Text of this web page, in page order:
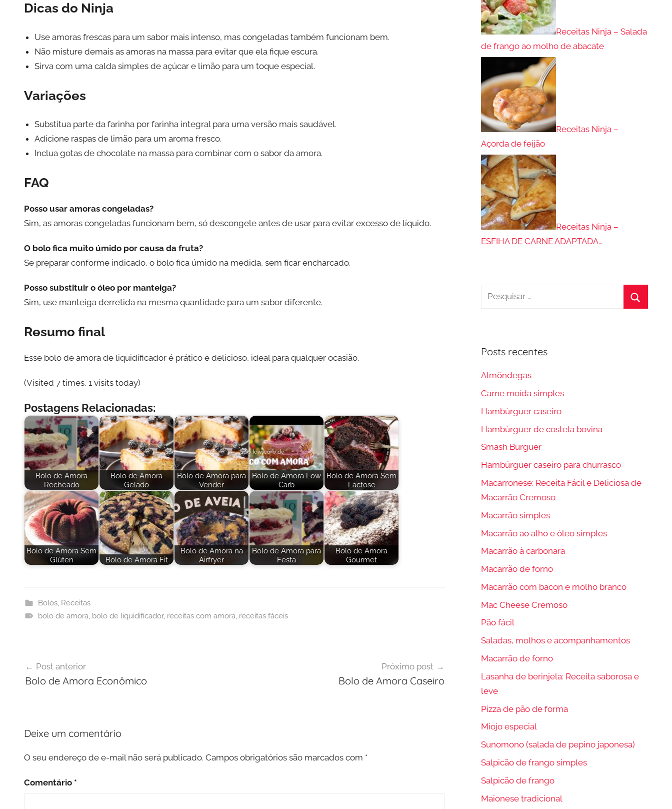
Dicas do Ninja
Use amoras frescas para um sabor mais intenso, mas congeladas também funcionam bem.
Não misture demais as amoras na massa para evitar que ela fique escura.
Sirva com uma calda simples de açúcar e limão para um toque especial.
Variações
Substitua parte da farinha por farinha integral para uma versão mais saudável.
Adicione raspas de limão para um aroma fresco.
Inclua gotas de chocolate na massa para combinar com o sabor da amora.
FAQ
Posso usar amoras congeladas?
Sim, as amoras congeladas funcionam bem, só descongele antes de usar para evitar excesso de líquido.
O bolo fica muito úmido por causa da fruta?
Se preparar conforme indicado, o bolo fica úmido na medida, sem ficar encharcado.
Posso substituir o óleo por manteiga?
Sim, use manteiga derretida na mesma quantidade para um sabor diferente.
Resumo final
Esse bolo de amora de liquidificador é prático e delicioso, ideal para qualquer ocasião.
(Visited 7 times, 1 visits today)
Postagens Relacionadas:
Bolo de Amora
Recheado
Bolo de Amora
Gelado
Bolo de Amora para
Vender
Bolo de Amora Low
Carb
Bolo de Amora Sem
Lactose
Bolo de Amora Sem
Glúten
Bolo de Amora Fit
Bolo de Amora na
Airfryer
Bolo de Amora para
Festa
Bolo de Amora
Gourmet
Bolos, Receitas
bolo de amora, bolo de liquidificador, receitas com amora, receitas fáceis
de
Post anterior
Bolo de Amora Econômico
Próximo post
Bolo de Amora Caseiro
Deixe um comentário
O seu endereço de e-mail não será publicado. Campos obrigatórios são marcados com *
Comentário *
Receitas Ninja – Salada
de frango ao molho de abacate
Receitas Ninja –
Açorda de feijão
Receitas Ninja –
ESFIHA DE CARNE ADAPTADA…
Pesquisar
Posts recentes
Almôndegas
Carne moída simples
Hambúrguer caseiro
Hambúrguer de costela bovina
Smash Burguer
Hambúrguer caseiro para churrasco
Macarronese: Receita Fácil e Deliciosa de
Macarrão Cremoso
Macarrão simples
Macarrão ao alho e óleo simples
Macarrão à carbonara
Macarrão de forno
Macarrão com bacon e molho branco
Mac Cheese Cremoso
Pão fácil
Saladas, molhos e acompanhamentos
Macarrão de forno
Lasanha de berinjela: Receita saborosa e
leve
Pizza de pão de forma
Miojo especial
Sunomono (salada de pepino japonesa)
Salpicão de frango simples
Salpicão de frango
Maionese tradicional